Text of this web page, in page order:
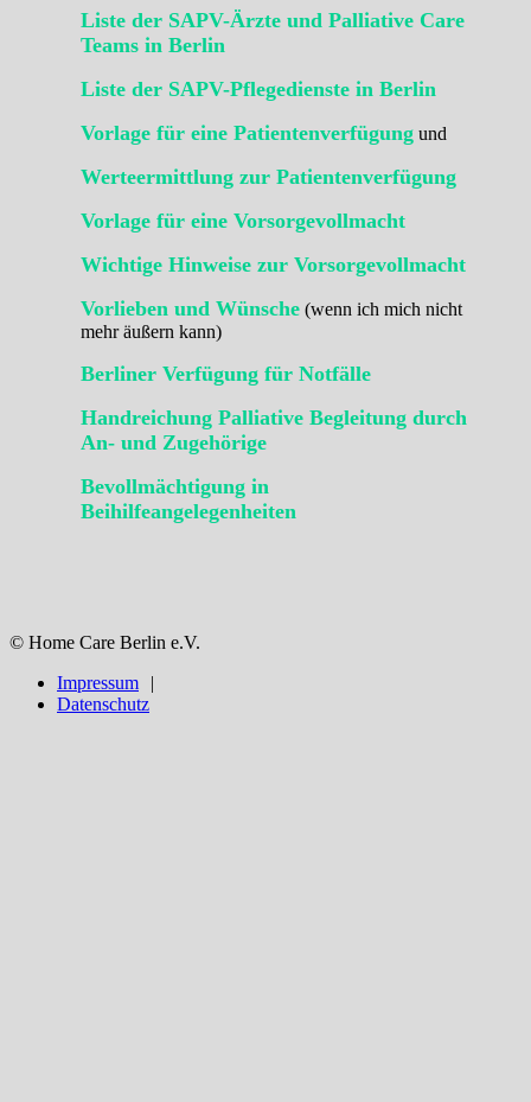
Liste der SAPV-Ärzte und Palliative Care
Teams in Berlin
Liste der SAPV-Pflegedienste in Berlin
Vorlage für eine Patientenverfügung und
Werteermittlung zur Patientenverfügung
Vorlage für eine Vorsorgevollmacht
Wichtige Hinweise zur Vorsorgevollmacht
Vorlieben und Wünsche (wenn ich mich nicht
mehr äußern kann)
Berliner Verfügung für Notfälle
Handreichung Palliative Begleitung durch
An- und Zugehörige
Bevollmächtigung in
Beihilfeangelegenheiten
© Home Care Berlin e.V.
Impressum
Datenschutz